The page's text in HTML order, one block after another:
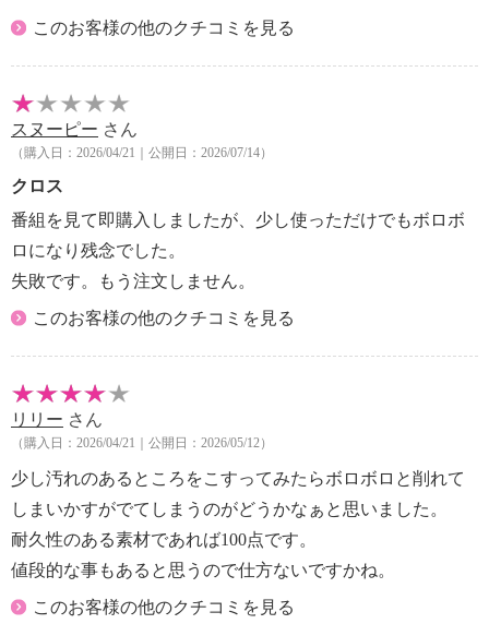
【同梱書類】
・なし
【原産国（地）】
・日本製（原反：ドイツ製）
※ご使用の前に必ず使用上の注意をお読みのうえ、目
立たない場所でお試しください
このお客様の他のクチコミを見る
スヌーピー さん
（購入日：2026/04/21｜公開日：2026/07/14）
クロス
番組を見て即購入しましたが、少し使っただけでもボロボ
ロになり残念でした。
失敗です。もう注文しません。
このお客様の他のクチコミを見る
リリー さん
（購入日：2026/04/21｜公開日：2026/05/12）
少し汚れのあるところをこすってみたらボロボロと削れて
しまいかすがでてしまうのがどうかなぁと思いました。
耐久性のある素材であれば100点です。
値段的な事もあると思うので仕方ないですかね。
このお客様の他のクチコミを見る